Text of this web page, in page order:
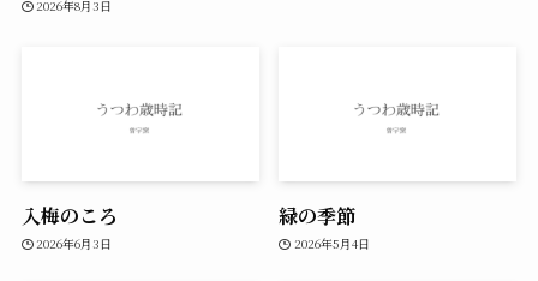
2026年8月3日
入梅のころ
2026年6月3日
緑の季節
2026年5月4日